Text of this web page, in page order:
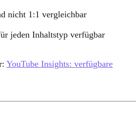
nicht 1:1 vergleichbar
jeden Inhaltstyp verfügbar
YouTube Insights: verfügbare